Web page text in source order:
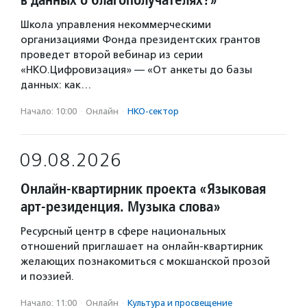
Школа управления некоммерческими
организациями Фонда президентских грантов
проведет второй вебинар из серии
«НКО.Цифровизация» — «От анкеты до базы
данных: как…
Начало: 10:00 · Онлайн · НКО-сектор
09.08.2026
Онлайн-квартирник проекта «Языковая
арт-резиденция. Музыка слова»
Ресурсный центр в сфере национальных
отношений приглашает на онлайн-квартирник
желающих познакомиться с мокшанской прозой
и поэзией.
Начало: 11:00 · Онлайн · Культура и просвещение